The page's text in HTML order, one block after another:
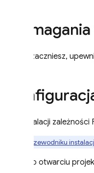
Zanim zaczniesz,
Do instalacji
przewodniku
Po otwarciu